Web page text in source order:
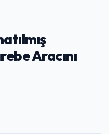
Aracını